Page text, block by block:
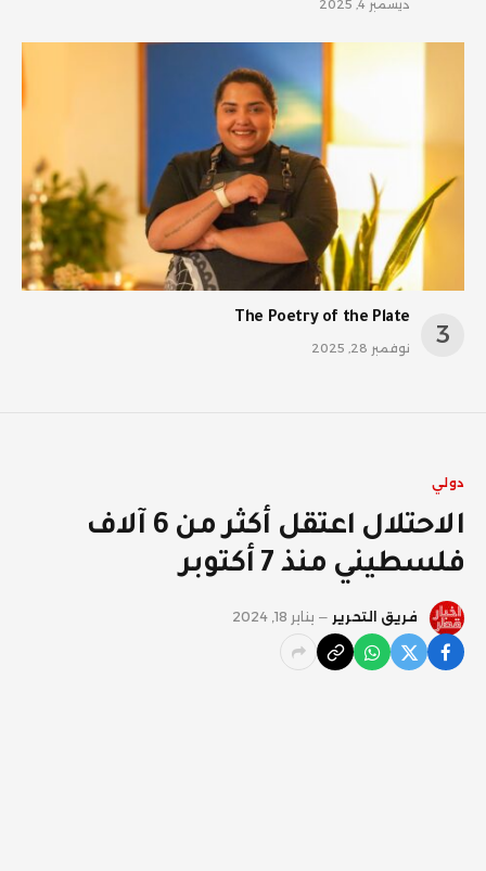
ديسمبر 4, 2025
The Poetry of the Plate
نوفمبر 28, 2025
دولي
الاحتلال اعتقل أكثر من 6 آلاف
فلسطيني منذ 7 أكتوبر
فريق التحرير يناير 18, 2024